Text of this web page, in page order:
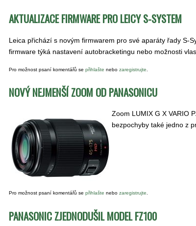
AKTUALIZACE FIRMWARE PRO LEICY S-SYSTEM
Leica přichází s novým firmwarem pro své aparáty řady S-
firmware týká nastavení autobracketingu nebo možnosti
Pro možnost psaní komentářů se přihlašte nebo zaregistrujte
NOVÝ NEJMENŠÍ ZOOM OD PANASONICU
Zoom LUMIX G X VARIO
bezpochyby také jedno z
Pro možnost psaní komentářů se přihlašte nebo zaregistrujte.
PANASONIC ZJEDNODUŠIL MODEL FZ100